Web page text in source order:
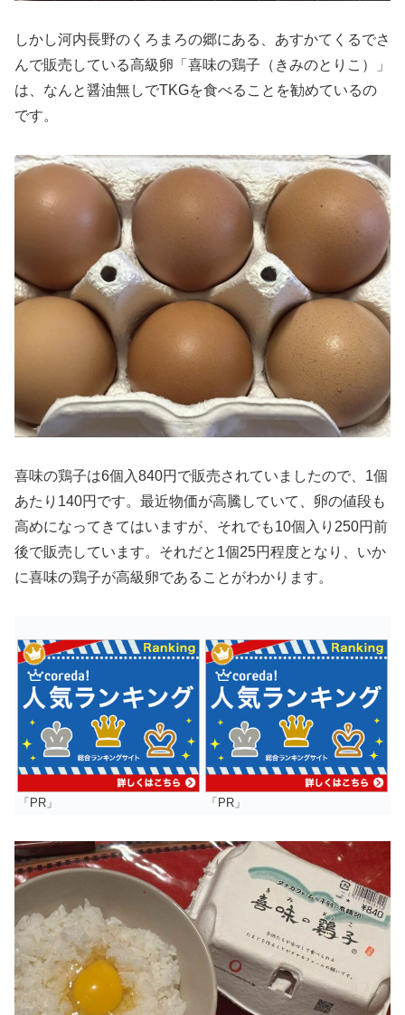
しかし河内長野のくろまろの郷にある、あすかてくるでさ
んで販売している高級卵「喜味の鶏子（きみのとりこ）」
は、なんと醤油無しでTKGを食べることを勧めているの
です。
喜味の鶏子は6個入840円で販売されていましたので、1個
あたり140円です。最近物価が高騰していて、卵の値段も
高めになってきてはいますが、それでも10個入り250円前
後で販売しています。それだと1個25円程度となり、いか
に喜味の鶏子が高級卵であることがわかります。
「PR」 「PR」